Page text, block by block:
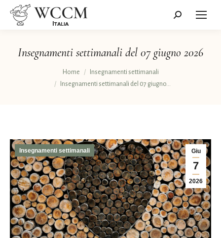
Cerca:
Insegnamenti settimanali del 07 giugno 2026
Home
Insegnamenti settimanali
Insegnamenti settimanali del 07 giugno…
Giu
7
2026
Insegnamenti settimanali